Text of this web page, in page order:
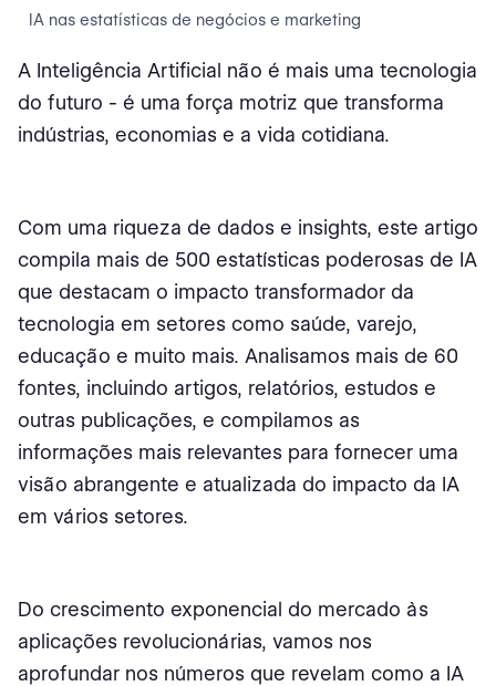
IA nas estatísticas de negócios e marketing
AI em estatísticas de negócios
AI em estatísticas de marketing
IA nas Estatísticas de Saúde e Medicina
Crescimento do mercado de saúde de IA
Tecnologia e aplicações
Eficiência e redução de custos
Regional Insights
Impulsionadores do crescimento
Cenário competitivo
IA em campos clínicos
Insights de uso regional
A Inteligência Artificial não é mais uma tecnologia
do futuro - é uma força motriz que transforma
indústrias, economias e a vida cotidiana.
Com uma riqueza de dados e insights, este artigo
compila mais de 500 estatísticas poderosas de IA
que destacam o impacto transformador da
tecnologia em setores como saúde, varejo,
educação e muito mais. Analisamos mais de 60
fontes, incluindo artigos, relatórios, estudos e
outras publicações, e compilamos as
informações mais relevantes para fornecer uma
visão abrangente e atualizada do impacto da IA
em vários setores.
Do crescimento exponencial do mercado às
aplicações revolucionárias, vamos nos
aprofundar nos números que revelam como a IA